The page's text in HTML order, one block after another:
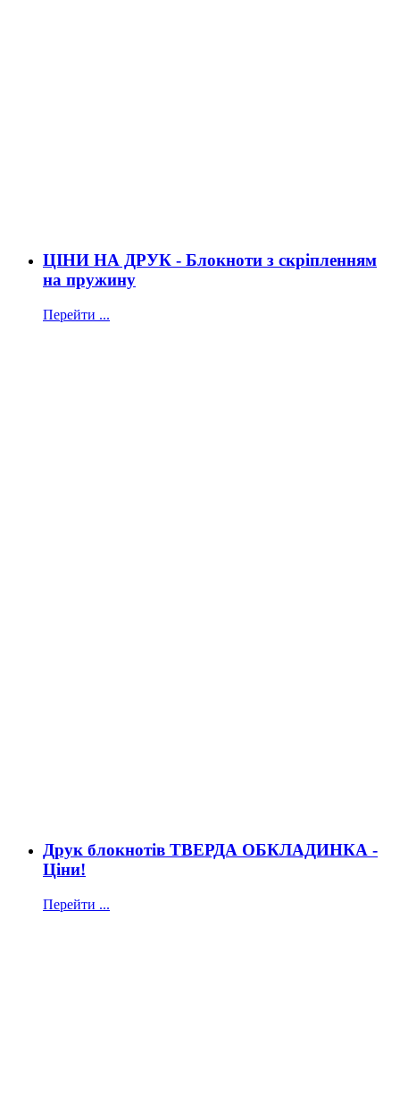
ЦІНИ НА ДРУК - Блокноти з скріпленням
на пружину
Перейти ...
Друк блокнотів ТВЕРДА ОБКЛАДИНКА -
Ціни!
Перейти ...